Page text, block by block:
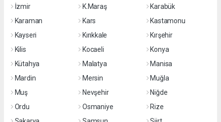
İzmir
K.Maraş
Karabük
Karaman
Kars
Kastamonu
Kayseri
Kırıkkale
Kırşehir
Kilis
Kocaeli
Konya
Kütahya
Malatya
Manisa
Mardin
Mersin
Muğla
Muş
Nevşehir
Niğde
Ordu
Osmaniye
Rize